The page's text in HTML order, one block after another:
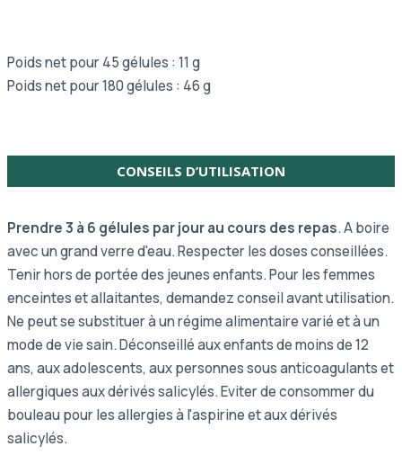
Poids net pour 45 gélules : 11 g
Poids net pour 180 gélules : 46 g
CONSEILS D’UTILISATION
Prendre 3 à 6 gélules par jour au cours des repas. A boire
avec un grand verre d'eau. Respecter les doses conseillées.
Tenir hors de portée des jeunes enfants. Pour les femmes
enceintes et allaitantes, demandez conseil avant utilisation.
Ne peut se substituer à un régime alimentaire varié et à un
mode de vie sain. Déconseillé aux enfants de moins de 12
ans, aux adolescents, aux personnes sous anticoagulants et
allergiques aux dérivés salicylés. Eviter de consommer du
bouleau pour les allergies à l'aspirine et aux dérivés
salicylés.